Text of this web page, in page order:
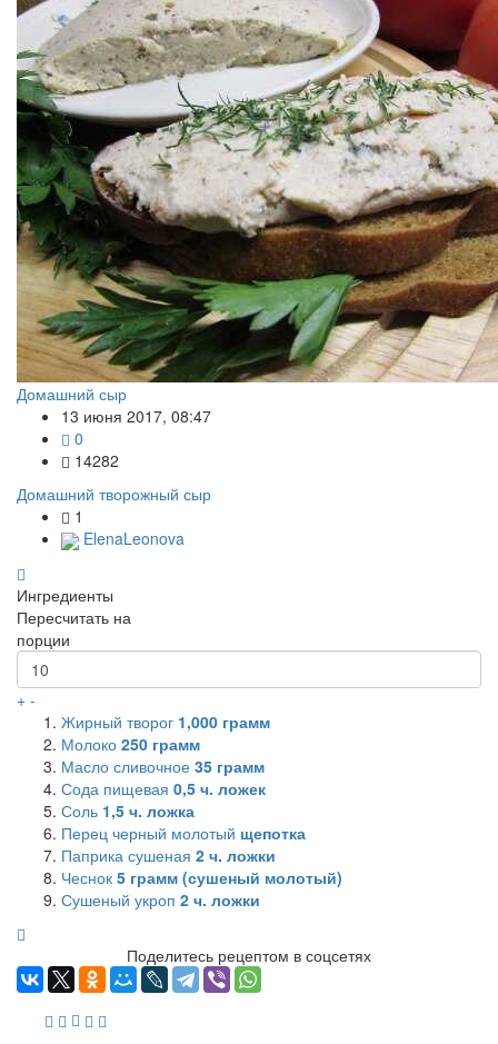
Домашний сыр
13 июня 2017, 08:47
0
14282
Домашний творожный сыр
1
ElenaLeonova
Ингредиенты
Пересчитать на
порции
+ -
Жирный творог 1,000 грамм
Молоко 250 грамм
Масло сливочное 35 грамм
Сода пищевая 0,5 ч. ложек
Соль 1,5 ч. ложка
Перец черный молотый щепотка
Паприка сушеная 2 ч. ложки
Чеснок 5 грамм (сушеный молотый)
Сушеный укроп 2 ч. ложки
Поделитесь рецептом в соцсетях